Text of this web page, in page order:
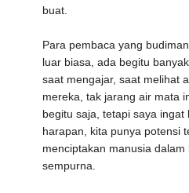
buat.
Para pembaca yang
luar biasa, ada begitu
saat mengajar, saat melihat
mereka, tak jarang air mata
begitu saja, tetapi saya ingat
harapan, kita punya potensi
menciptakan manusia dalam
sempurna.